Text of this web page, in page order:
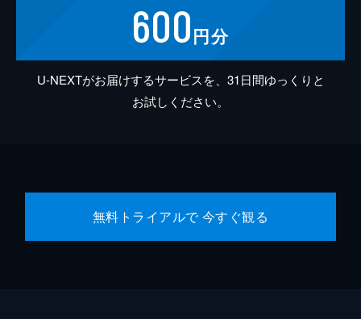
600円分
U-NEXTがお届けするサービスを、31日間ゆっくりと
お試しください。
無料トライアルで 今すぐ観る